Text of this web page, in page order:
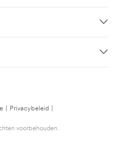
Privacybeleid
voorbehouden.